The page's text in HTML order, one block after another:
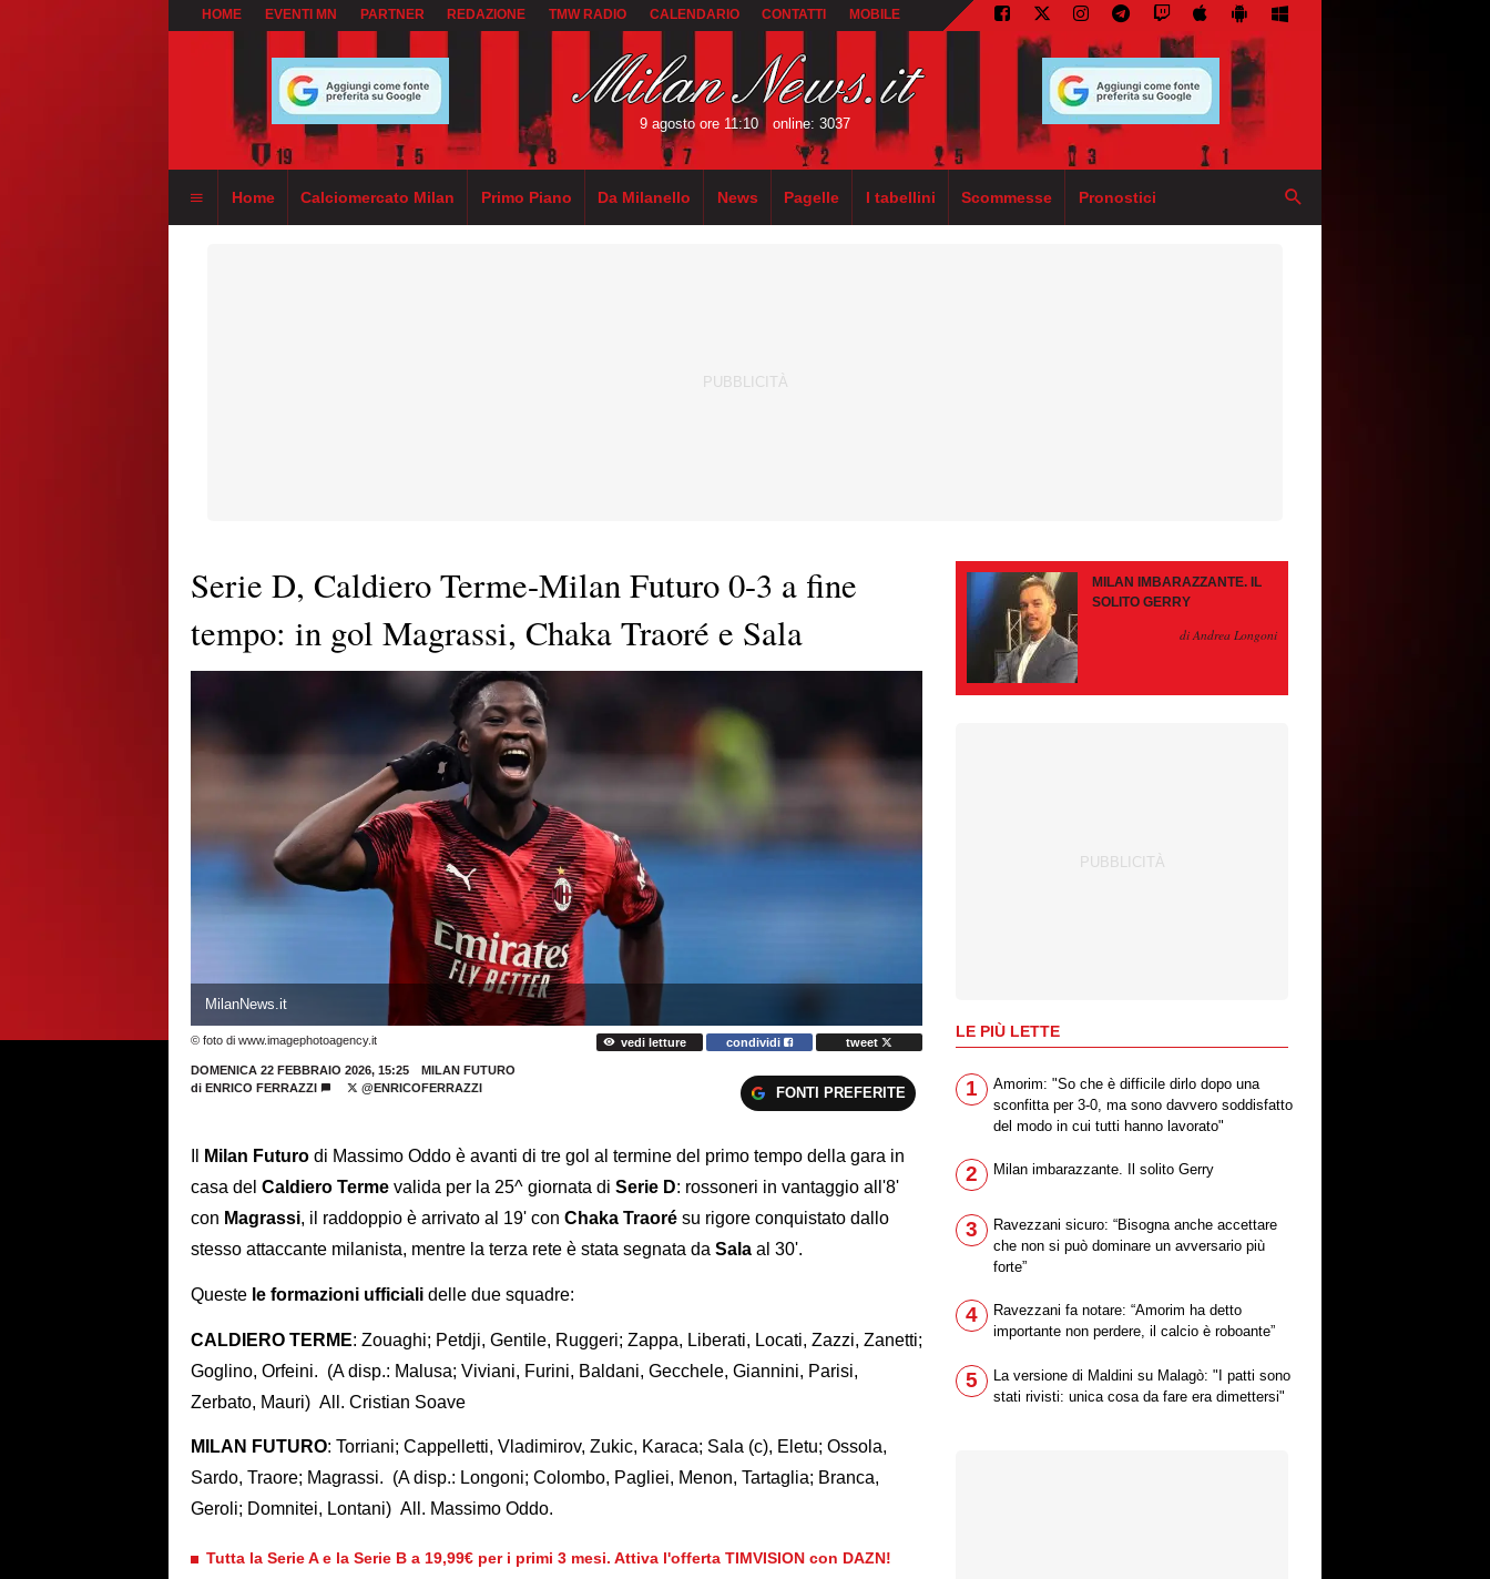
HOME EVENTI MN PARTNER REDAZIONE TMW RADIO CALENDARIO CONTATTI MOBILE
9 agosto ore 11:10 online: 3037
Home Calciomercato Milan Primo Piano Da Milanello News Pagelle I tabellini Scommesse Pronostici
Serie D, Caldiero Terme-Milan Futuro 0-3 a fine
tempo: in gol Magrassi, Chaka Traoré e Sala
MilanNews.it
© foto di www.imagephotoagency.it vedi letture condividi tweet
DOMENICA 22 FEBBRAIO 2026, 15:25
MILAN FUTURO
di ENRICO FERRAZZI @ENRICOFERRAZZI FONTI PREFERITE
Milan Futuro di Massimo Oddo è avanti di tre gol al termine del primo tempo della gara in
casa del Caldiero Terme valida per la 25^ giornata di Serie D: rossoneri in vantaggio all'8'
con Magrassi, il raddoppio è arrivato al 19' con Chaka Traoré su rigore conquistato dallo
stesso attaccante milanista, mentre la terza rete è stata segnata da Sala al 30'.
Queste le formazioni ufficiali delle due squadre:
CALDIERO TERME: Zouaghi; Petdji, Gentile, Ruggeri; Zappa, Liberati, Locati, Zazzi, Zanetti;
Goglino, Orfeini. (A disp.: Malusa; Viviani, Furini, Baldani, Gecchele, Giannini, Parisi,
Zerbato, Mauri) All. Cristian Soave
MILAN FUTURO: Torriani; Cappelletti, Vladimirov, Zukic, Karaca; Sala (c), Eletu; Ossola,
Sardo, Traore; Magrassi. (A disp.: Longoni; Colombo, Pagliei, Menon, Tartaglia; Branca,
Geroli; Domnitei, Lontani) All. Massimo Oddo.
Tutta la Serie A e la Serie B a 19,99€ per i primi 3 mesi. Attiva l'offerta TIMVISION con DAZN!
MILAN IMBARAZZANTE. IL
SOLITO GERRY
di Andrea Longoni
LE PIÙ LETTE
1
Amorim: "So che è difficile dirlo dopo una
sconfitta per 3-0, ma sono davvero soddisfatto
del modo in cui tutti hanno lavorato"
2 Milan imbarazzante. Il solito Gerry
3
Ravezzani sicuro: “Bisogna anche accettare
che non si può dominare un avversario più
forte”
4
Ravezzani fa notare: “Amorim ha detto
importante non perdere, il calcio è roboante”
5
La versione di Maldini su Malagò: "I patti sono
stati rivisti: unica cosa da fare era dimettersi"